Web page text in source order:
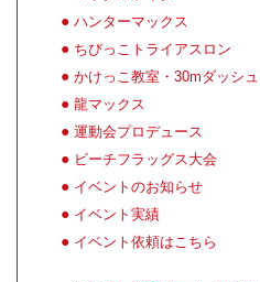
ハンターマックス
ちびっこトライアスロン
かけっこ教室・30mダッシュ
龍マックス
運動会プロデュース
ビーチフラッグス大会
イベントのお知らせ
イベント実績
イベント依頼はこちら